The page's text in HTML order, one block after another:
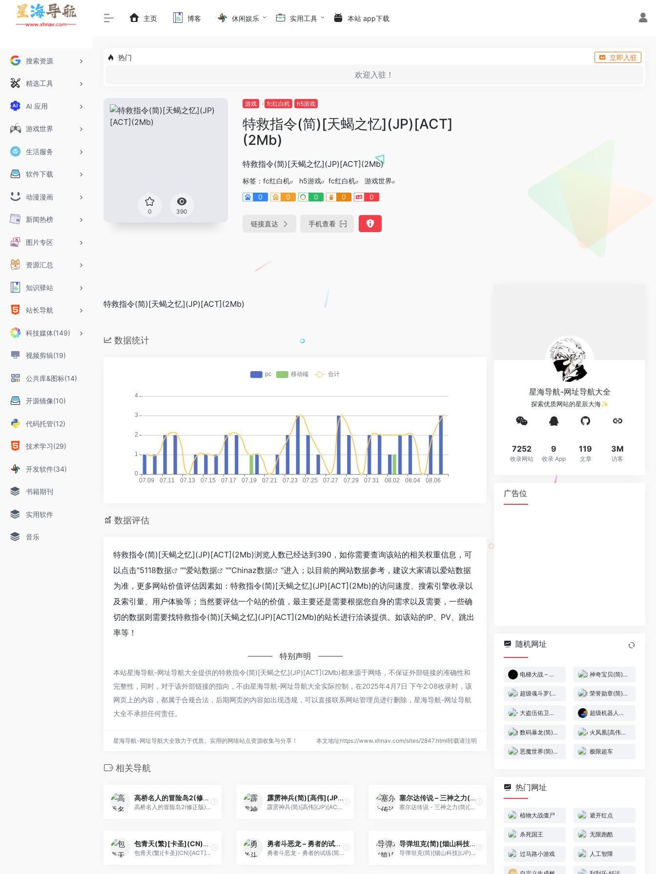
搜索资源
精选工具
AI 应用
游戏世界
生活服务
软件下载
动漫漫画
新闻热榜
图片专区
资源汇总
知识驿站
站长导航
科技媒体(149)
视频剪辑(19)
公共库&图标(14)
开源镜像(10)
代码托管(12)
技术学习(29)
开发软件(34)
书籍期刊
实用软件
音乐
主页 博客 休闲娱乐 实用工具 本站 app下载
热门 立即入驻
欢迎入驻！
0 390
游戏 fc红白机 h5游戏
特救指令(简)[天蝎之忆](JP)[ACT]
(2Mb)
特救指令(简)[天蝎之忆](JP)[ACT](2Mb)
标签： fc红白机 h5游戏 fc红白机
游戏世界
0
0 0 0 0
链接直达 手机查看
特救指令(简)[天蝎之忆](JP)[ACT](2Mb)
数据统计
数据评估
特救指令(简)[天蝎之忆](JP)[ACT](2Mb)浏览人数已经达到390，如你需要查询该站的相关权重信息，可
以点击"5118数据 ""爱站数据 ""Chinaz数据
"进入；以目前的网站数据参考，建议大家请以爱站数据
为准，更多网站价值评估因素如：特救指令(简)[天蝎之忆](JP)[ACT](2Mb)的访问速度、搜索引擎收录以
及索引量、用户体验等；当然要评估一个站的价值，最主要还是需要根据您自身的需求以及需要，一些确
切的数据则需要找特救指令(简)[天蝎之忆](JP)[ACT](2Mb)的站长进行洽谈提供。如该站的IP、PV、跳出
率等！
特别声明
本站星海导航-网址导航大全提供的特救指令(简)[天蝎之忆](JP)[ACT](2Mb)都来源于网络，不保证外部链接的准确性和
完整性，同时，对于该外部链接的指向，不由星海导航-网址导航大全实际控制，在2025年4月7日 下午2:08收录时，该
网页上的内容，都属于合规合法，后期网页的内容如出现违规，可以直接联系网站管理员进行删除，星海导航-网址导航
大全不承担任何责任。
星海导航-网址导航大全致力于优质、实用的网络站点资源收集与分享！ 本文地址https://www.xhnav.com/sites/2847.html转载请注明
相关导航
高桥名人的冒险岛2(修正版)(简)[高艳龙+MS](US)[ACT](2Mb)
高桥名人的冒险岛2(修正版)(简)[高艳龙+MS](US)[ACT](2Mb)
霹雳神兵(简)[高伟](JP)[ACT](2Mb)
霹雳神兵(简)[高伟](JP)[ACT](2Mb)
塞尔达传说 – 三神之力(简)[外星科技](CN)[RPG](16Mb)
塞尔达传说 - 三神之力(简)[外星科技](CN)[RPG](16Mb)
包青天(繁)[卡圣](CN)[ACT](4Mb)
包青天(繁)[卡圣](CN)[ACT](4Mb)
勇者斗恶龙 – 勇者的试练(简)[晶科泰](CN)[RPG](8Mb)
勇者斗恶龙 - 勇者的试练(简)[晶科泰](CN)[RPG](8Mb)
导弹坦克(简)[烟山科技](JP)[STG](0.31Mb)
导弹坦克(简)[烟山科技](JP)[STG](0.31Mb)
星海导航-网址导航大全
探索优质网站的星辰大海✨
7252
收录网站
9
收录 App
119
文章
3M
访客
广告位
随机网址
电梯大战 – 旧&新[天使汉化组](繁)(JP)(64Mb) 神奇宝贝(简)[恒格电子](CN)[RPG](8Mb)
超级魂斗罗(简)[樱组](JP)[ACT](2Mb) 荣誉勋章(简)[外星科技](JP)[AVG](4Mb)
大盗伍佑卫门 – 天下宝藏(简)[外星科技](JP)[RPG](6Mb) 超级机器人大战D[星组](v1.1) (繁)(JP)(66.75Mb)
数码暴龙(简)[南晶科技](CN)[RPG](16Mb) 火凤凰[高伟汉化](1Mb)
恶魔世界(简)[虫虫](JP)[PUZ](0.18Mb) 极限超车
热门网址
植物大战僵尸 避开红点
杀死国王 无限跑酷
过马路小游戏 人工智障